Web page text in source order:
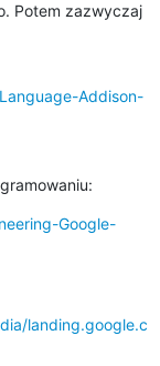
Potem zazwyczaj
Addison-
Google-
landing.google.c